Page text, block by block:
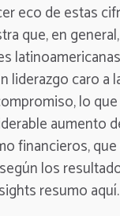
eco de estas
que, en
liderazgo caro a
lo
aumento
financieros,
los
resumo aquí.